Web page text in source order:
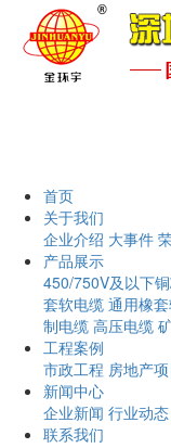
首页
关于我们
企业介绍 大事件
产品展示
450/750V及以下
套软电缆 通用橡
制电缆 高压电缆
工程案例
市政工程 房地产项
新闻中心
企业新闻 行业动态
联系我们